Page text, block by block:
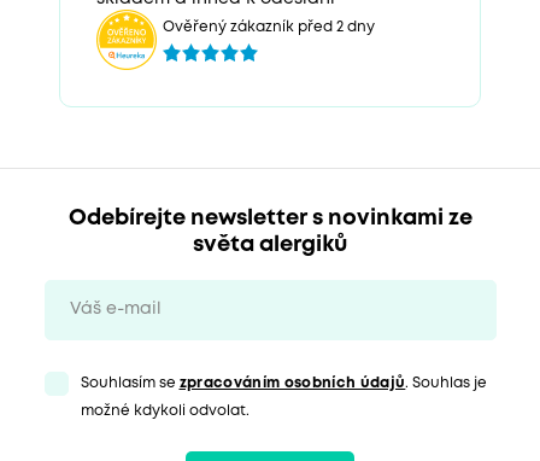
Ověřený zákazník před 2 dny
Odebírejte newsletter s novinkami ze
světa alergiků
Souhlasím se zpracováním osobních údajů. Souhlas je
možné kdykoli odvolat.